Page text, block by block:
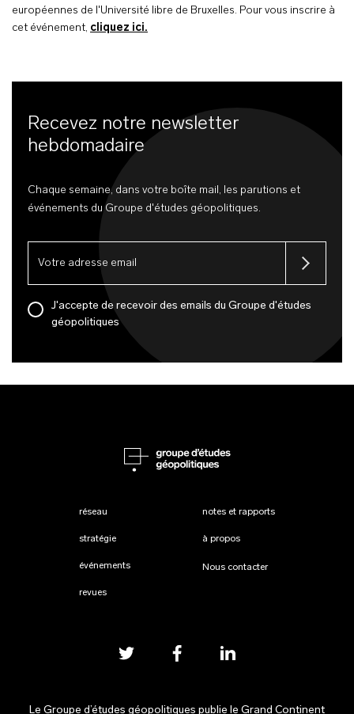
européennes de l'Université libre de Bruxelles. Pour vous inscrire à
cet événement, cliquez ici.
Recevez notre newsletter
hebdomadaire
Chaque semaine, dans votre boîte mail, les parutions et
événements du Groupe d'études géopolitiques.
J'accepte de recevoir des emails du Groupe d'études
géopolitiques
réseau
stratégie
événements
revues
notes et rapports
à propos
Nous contacter
Le Groupe d’études géopolitiques publie le Grand Continent